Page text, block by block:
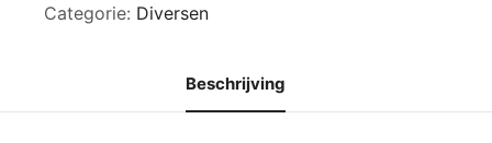
aantal
Categorie: Diversen
Beschrijving